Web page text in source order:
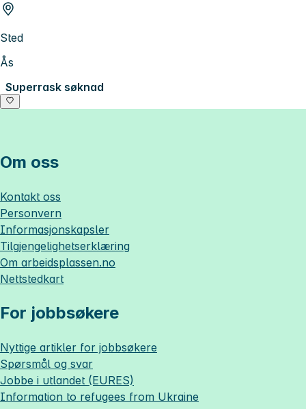
Sted
Ås
Superrask søknad
Om oss
Kontakt oss
Personvern
Informasjonskapsler
Tilgjengelighetserklæring
Om arbeidsplassen.no
Nettstedkart
For jobbsøkere
Nyttige artikler for jobbsøkere
Spørsmål og svar
Jobbe i utlandet (EURES)
Information to refugees from Ukraine